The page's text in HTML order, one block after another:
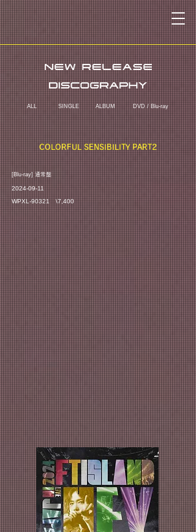
ALL SINGLE ALBUM DVD / Blu-ray
COLORFUL SENSIBILITY PART2
​[Blu-ray] 通常盤
2024-09-11
WPXL-90321 \7,400